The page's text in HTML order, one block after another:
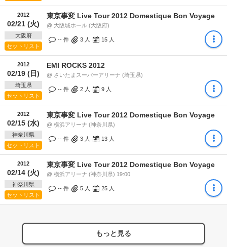
2012
02/21 (火)
大阪府
セットリスト
東京事変 Live Tour 2012 Domestique Bon Voyage
@ 大阪城ホール (大阪府)
-- 件 3 人 15 人
2012
02/19 (日)
埼玉県
セットリスト
EMI ROCKS 2012
@ さいたまスーパーアリーナ (埼玉県)
-- 件 2 人 9 人
2012
02/15 (水)
神奈川県
セットリスト
東京事変 Live Tour 2012 Domestique Bon Voyage
@ 横浜アリーナ (神奈川県)
-- 件 3 人 13 人
2012
02/14 (火)
神奈川県
セットリスト
東京事変 Live Tour 2012 Domestique Bon Voyage
@ 横浜アリーナ (神奈川県) 19:00
-- 件 5 人 25 人
もっと見る